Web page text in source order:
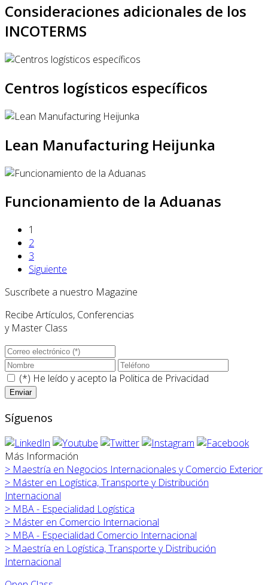
Consideraciones adicionales de los
INCOTERMS
Centros logísticos específicos
Lean Manufacturing Heijunka
Funcionamiento de la Aduanas
1
2
3
Siguiente
Suscríbete a nuestro Magazine
Recibe Artículos, Conferencias
y Master Class
(*) He leído y acepto la Politica de Privacidad
Síguenos
Más Información
> Maestría en Negocios Internacionales y Comercio Exterior
> Máster en Logística, Transporte y Distribución
Internacional
> MBA - Especialidad Logística
> Máster en Comercio Internacional
> MBA - Especialidad Comercio Internacional
> Maestría en Logística, Transporte y Distribución
Internacional